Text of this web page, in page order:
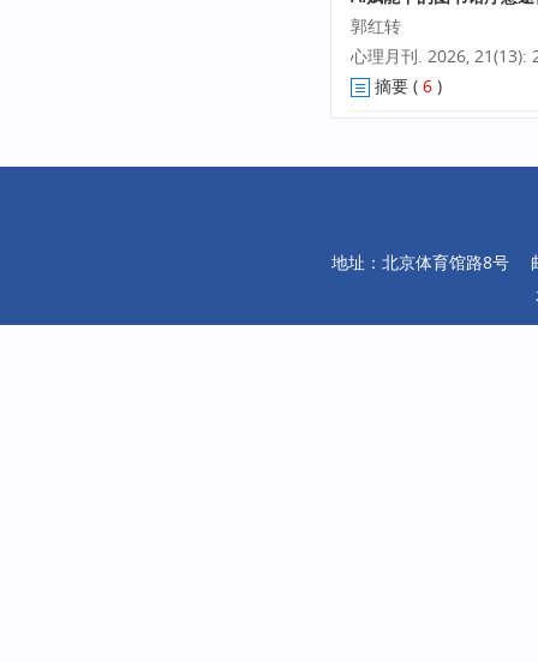
郭红转
心理月刊. 2026, 21(13):
摘要 ( 6 )
地址：北京体育馆路8